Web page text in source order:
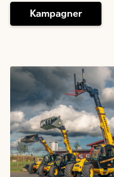
Kampagner